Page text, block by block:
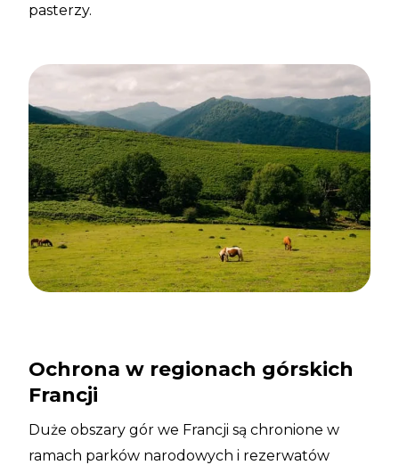
pasterzy.
Ochrona w regionach górskich
Francji
Duże obszary gór we Francji są chronione w
ramach parków narodowych i rezerwatów